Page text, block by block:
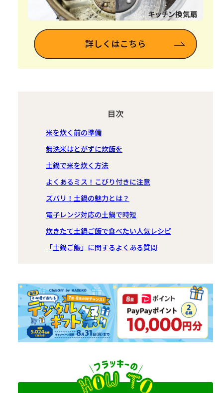
目次
米を炊く前の準備
無洗米はとがずに炊飯を
土鍋で米を炊く方法
よくあるミス！こびり付きに注意
ズバリ！土鍋の魅力とは？
電子レンジ対応の土鍋で時短
炊きたて土鍋ご飯で食べたい人気レシピ
「土鍋ご飯」に関するよくある質問